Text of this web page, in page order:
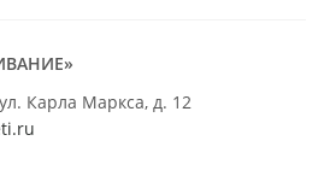
Карла Маркса, д. 12